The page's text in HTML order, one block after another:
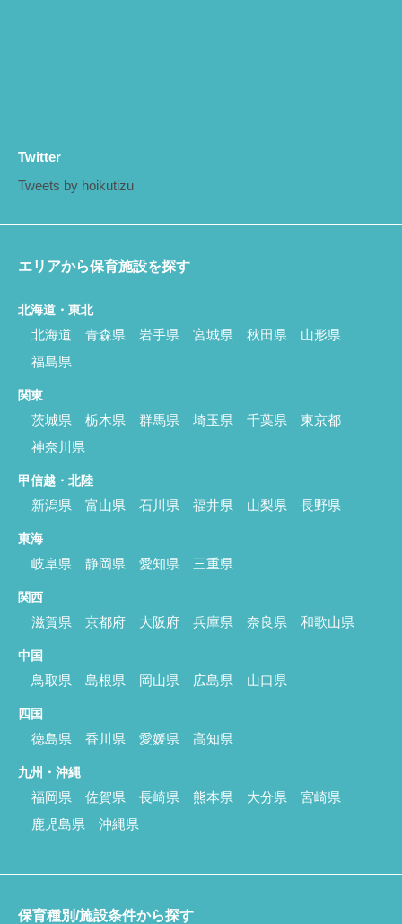
Twitter
Tweets by hoikutizu
エリアから保育施設を探す
北海道・東北
北海道 青森県 岩手県 宮城県 秋田県
山形県
福島県
関東
茨城県 栃木県 群馬県 埼玉県 千葉県
東京都
神奈川県
甲信越・北陸
新潟県 富山県 石川県 福井県 山梨県 長野県
東海
岐阜県 静岡県 愛知県 三重県
関西
滋賀県 京都府 大阪府 兵庫県 奈良県 和歌山県
中国
鳥取県 島根県 岡山県 広島県 山口県
四国
徳島県 香川県 愛媛県 高知県
九州・沖縄
福岡県 佐賀県 長崎県 熊本県 大分県
宮崎県
鹿児島県
沖縄県
保育種別/施設条件から探す